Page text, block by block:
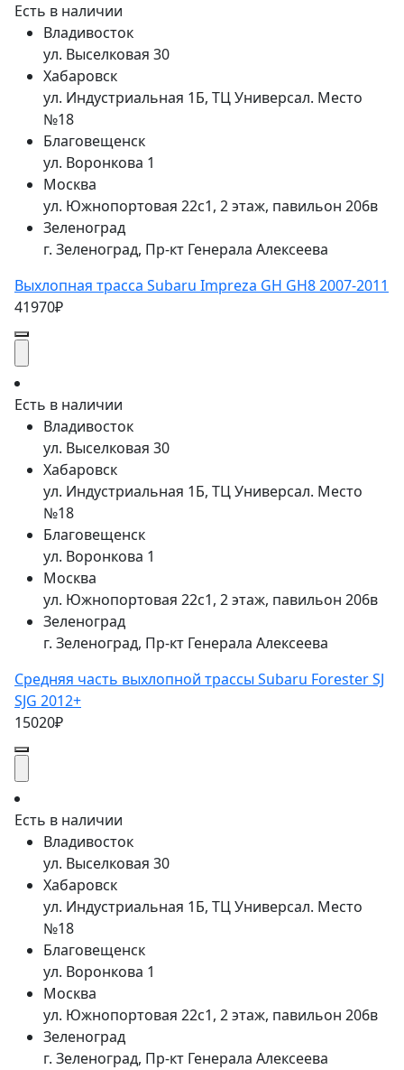
Есть в наличии
Владивосток
ул. Выселковая 30
Хабаровск
ул. Индустриальная 1Б, ТЦ Универсал. Место
№18
Благовещенск
ул. Воронкова 1
Москва
ул. Южнопортовая 22с1, 2 этаж, павильон 206в
Зеленоград
г. Зеленоград, Пр-кт Генерала Алексеева
Выхлопная трасса Subaru Impreza GH GH8 2007-2011
41970₽
Есть в наличии
Владивосток
ул. Выселковая 30
Хабаровск
ул. Индустриальная 1Б, ТЦ Универсал. Место
№18
Благовещенск
ул. Воронкова 1
Москва
ул. Южнопортовая 22с1, 2 этаж, павильон 206в
Зеленоград
г. Зеленоград, Пр-кт Генерала Алексеева
Средняя часть выхлопной трассы Subaru Forester SJ
SJG 2012+
15020₽
Есть в наличии
Владивосток
ул. Выселковая 30
Хабаровск
ул. Индустриальная 1Б, ТЦ Универсал. Место
№18
Благовещенск
ул. Воронкова 1
Москва
ул. Южнопортовая 22с1, 2 этаж, павильон 206в
Зеленоград
г. Зеленоград, Пр-кт Генерала Алексеева